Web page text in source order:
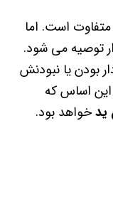
است. اما
توصیه می شود.
بودن یا نبودنش
اساس که
یدخواهد بود.